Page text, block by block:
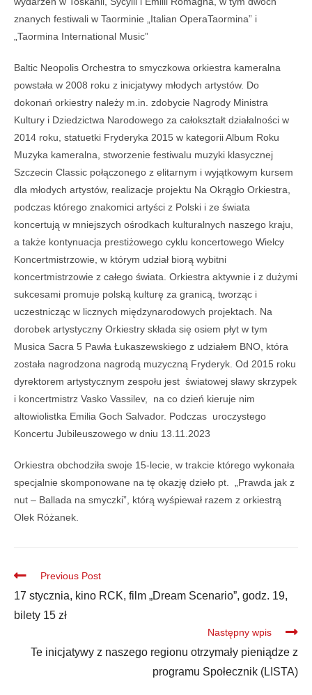
znanych festiwali w Taorminie „Italian OperaTaormina” i
„Taormina International Music”
Baltic Neopolis Orchestra to smyczkowa orkiestra kameralna
powstała w 2008 roku z inicjatywy młodych artystów. Do
dokonań orkiestry należy m.in. zdobycie Nagrody Ministra
Kultury i Dziedzictwa Narodowego za całokształt działalności w
2014 roku, statuetki Fryderyka 2015 w kategorii Album Roku
Muzyka kameralna, stworzenie festiwalu muzyki klasycznej
Szczecin Classic połączonego z elitarnym i wyjątkowym kursem
dla młodych artystów, realizacje projektu Na Okrągło Orkiestra,
podczas którego znakomici artyści z Polski i ze świata
koncertują w mniejszych ośrodkach kulturalnych naszego kraju,
a także kontynuacja prestiżowego cyklu koncertowego Wielcy
Koncertmistrzowie, w którym udział biorą wybitni
koncertmistrzowie z całego świata. Orkiestra aktywnie i z dużymi
sukcesami promuje polską kulturę za granicą, tworząc i
uczestnicząc w licznych międzynarodowych projektach. Na
dorobek artystyczny Orkiestry składa się osiem płyt w tym
Musica Sacra 5 Pawła Łukaszewskiego z udziałem BNO, która
została nagrodzona nagrodą muzyczną Fryderyk. Od 2015 roku
dyrektorem artystycznym zespołu jest światowej sławy skrzypek
i koncertmistrz Vasko Vassilev, na co dzień kieruje nim
altowiolistka Emilia Goch Salvador. Podczas uroczystego
Koncertu Jubileuszowego w dniu 13.11.2023
Orkiestra obchodziła swoje 15-lecie, w trakcie którego wykonała
specjalnie skomponowane na tę okazję dzieło pt. „Prawda jak z
nut – Ballada na smyczki”, którą wyśpiewał razem z orkiestrą
Olek Różanek.
Previous Post
17 stycznia, kino RCK, film „Dream Scenario”, godz. 19,
bilety 15 zł
Następny wpis
Te inicjatywy z naszego regionu otrzymały pieniądze z
programu Społecznik (LISTA)